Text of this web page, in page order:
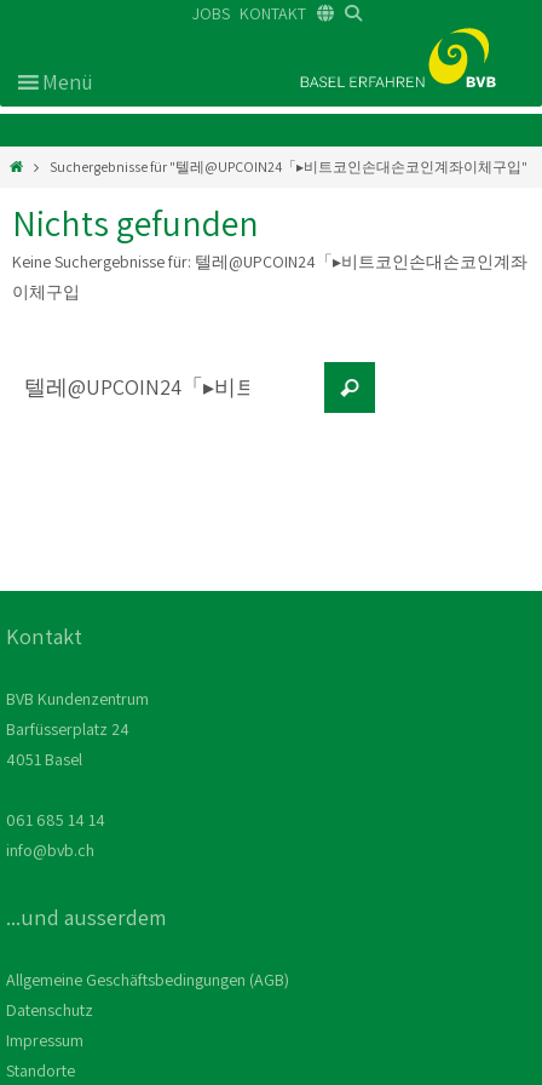
JOBS KONTAKT
Suchergebnisse für "텔레@UPCOIN24「▸비트코인손대손코인계좌이체구입"
Nichts gefunden
Keine Suchergebnisse für: 텔레@UPCOIN24「▸비트코인손대손코인계좌
이체구입
Kontakt
BVB Kundenzentrum
Barfüsserplatz 24
4051 Basel
061 685 14 14
info@bvb.ch
...und ausserdem
Allgemeine Geschäftsbedingungen (AGB)
Datenschutz
Impressum
Standorte